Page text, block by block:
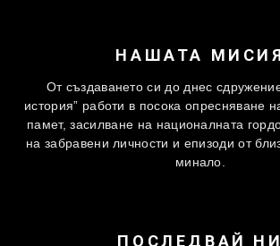
НАШАТА МИСИЯ
От създаването си до днес
история” работи в посока опресняване
памет, засилване на националната
на забравени личности и епизоди от
минало.
ПОСЛЕДВАЙ НИ